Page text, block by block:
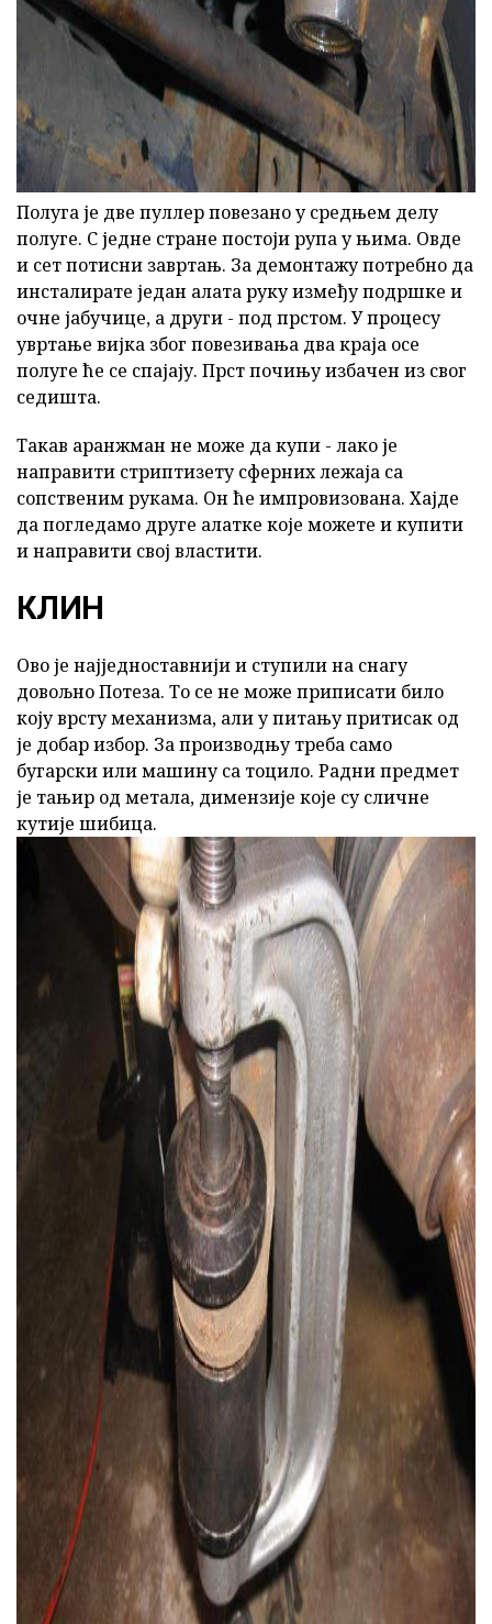
ad
Полуга је две пуллер повезано у средњем делу
полуге. С једне стране постоји рупа у њима. Овде
и сет потисни завртањ. За демонтажу потребно да
инсталирате један алата руку између подршке и
очне јабучице, а други - под прстом. У процесу
увртање вијка због повезивања два краја осе
полуге ће се спајају. Прст почињу избачен из свог
седишта.
Такав аранжман не може да купи - лако је
направити стриптизету сферних лежаја са
сопственим рукама. Он ће импровизована. Хајде
да погледамо друге алатке које можете и купити
и направити свој властити.
КЛИН
Ово је најједноставнији и ступили на снагу
довољно Потеза. То се не може приписати било
коју врсту механизма, али у питању притисак од
је добар избор. За производњу треба само
бугарски или машину са тоцило. Радни предмет
је тањир од метала, димензије које су сличне
кутије шибица.
ad